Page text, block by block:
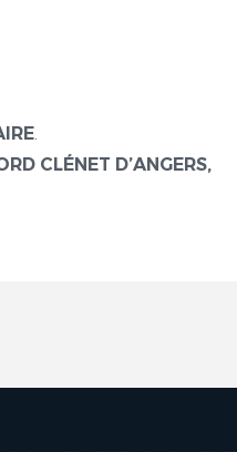
CLÉNET D’ANGERS,